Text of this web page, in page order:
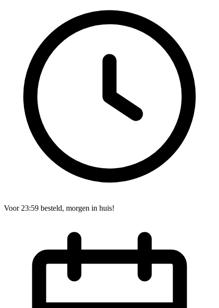
Voor 23:59 besteld, morgen in huis!